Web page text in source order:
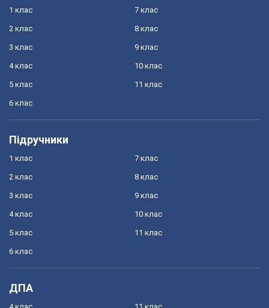
1 клас
2 клас
3 клас
4 клас
5 клас
6 клас
7 клас
8 клас
9 клас
10 клас
11 клас
Підручники
1 клас
2 клас
3 клас
4 клас
5 клас
6 клас
7 клас
8 клас
9 клас
10 клас
11 клас
ДПА